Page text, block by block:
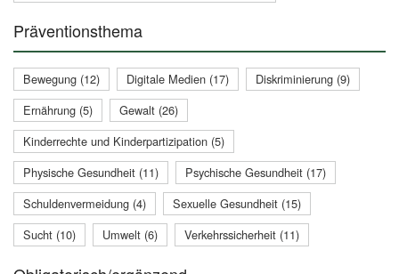
Präventionsthema
Bewegung (12) Digitale Medien (17)
Diskriminierung (9)
Ernährung (5)
Gewalt (26)
Kinderrechte und Kinderpartizipation (5)
Physische Gesundheit (11)
Psychische Gesundheit (17)
Schuldenvermeidung (4)
Sexuelle Gesundheit (15)
Sucht (10)
Umwelt (6) Verkehrssicherheit (11)